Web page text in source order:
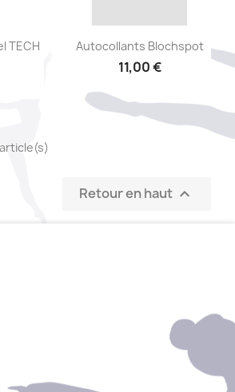
TECH
Aperçu rapide
Autocollants Blochspot
11,00 €
Retour en haut 